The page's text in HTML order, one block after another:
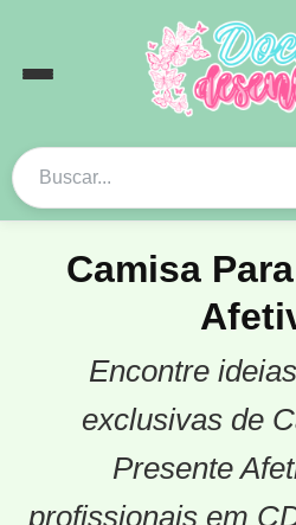
Camisa
Encontre
exclusivas de
Presente
profissionais em